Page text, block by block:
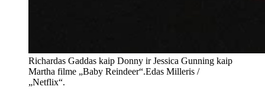
Richardas Gaddas kaip Donny ir Jessica Gunning kaip
Martha filme „Baby Reindeer“.Edas Milleris /
„Netflix“.